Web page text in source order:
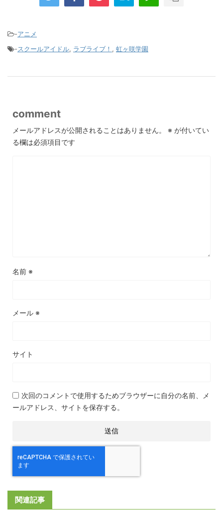
-アニメ
-スクールアイドル, ラブライブ！ , 虹ヶ咲学園
comment
メールアドレスが公開されることはありません。 ※ が付いてい
る欄は必須項目です
名前 ※
メール ※
サイト
次回のコメントで使用するためブラウザーに自分の名前、メ
ールアドレス、サイトを保存する。
関連記事